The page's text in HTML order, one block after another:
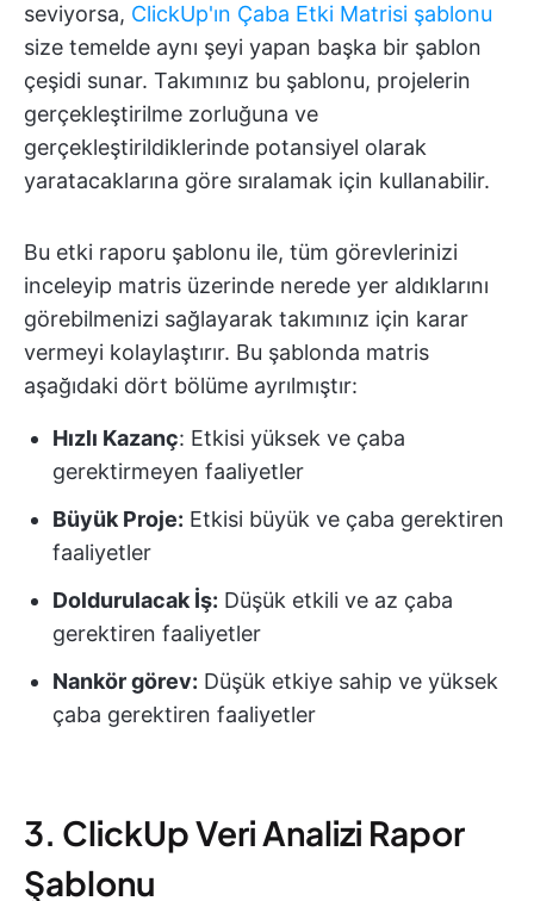
seviyorsa, ClickUp'ın Çaba Etki Matrisi şablonu
size temelde aynı şeyi yapan başka bir şablon
çeşidi sunar. Takımınız bu şablonu, projelerin
gerçekleştirilme zorluğuna ve
gerçekleştirildiklerinde potansiyel olarak
yaratacaklarına göre sıralamak için kullanabilir.
Bu etki raporu şablonu ile, tüm görevlerinizi
inceleyip matris üzerinde nerede yer aldıklarını
görebilmenizi sağlayarak takımınız için karar
vermeyi kolaylaştırır. Bu şablonda matris
aşağıdaki dört bölüme ayrılmıştır:
Hızlı Kazanç: Etkisi yüksek ve çaba
gerektirmeyen faaliyetler
Büyük Proje: Etkisi büyük ve çaba gerektiren
faaliyetler
Doldurulacak İş: Düşük etkili ve az çaba
gerektiren faaliyetler
Nankör görev: Düşük etkiye sahip ve yüksek
çaba gerektiren faaliyetler
3. ClickUp Veri Analizi Rapor
Şablonu